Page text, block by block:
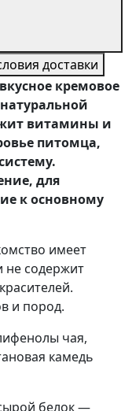
доставки
кремовое
витамины и
питомца,
для
к основному
имеет
не содержит
и пород.
чая,
камедь
белок —